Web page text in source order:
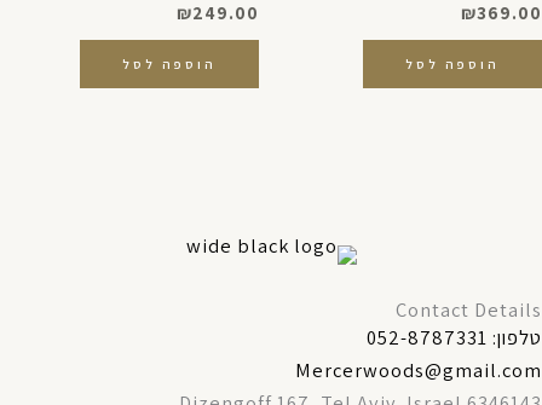
₪369.00
הוספה לסל
₪249.00
הוספה לסל
Contact Details
טלפון: 052-8787331
Mercerwoods@gmail.com